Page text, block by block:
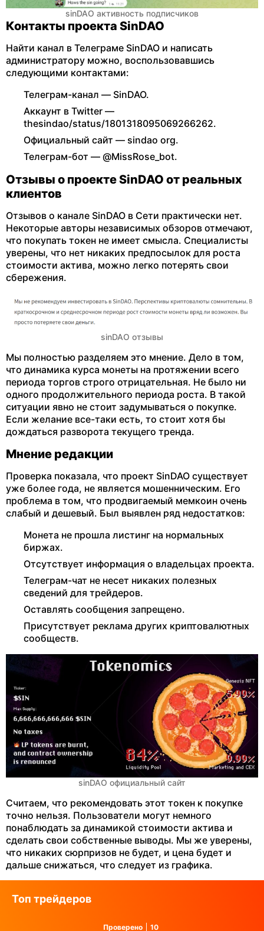
sinDAO активность подписчиков
Контакты проекта SinDAO
Найти канал в Телеграме SinDAO и написать
администратору можно, воспользовавшись
следующими контактами:
Телеграм-канал — SinDAO.
Аккаунт в Twitter —
thesindao/status/1801318095069266262.
Официальный сайт — sindao org.
Телеграм-бот — @MissRose_bot.
Отзывы о проекте SinDAO от реальных
клиентов
Отзывов о канале SinDAO в Сети практически нет.
Некоторые авторы независимых обзоров отмечают,
что покупать токен не имеет смысла. Специалисты
уверены, что нет никаких предпосылок для роста
стоимости актива, можно легко потерять свои
сбережения.
sinDAO отзывы
Мы полностью разделяем это мнение. Дело в том,
что динамика курса монеты на протяжении всего
периода торгов строго отрицательная. Не было ни
одного продолжительного периода роста. В такой
ситуации явно не стоит задумываться о покупке.
Если желание все-таки есть, то стоит хотя бы
дождаться разворота текущего тренда.
Мнение редакции
Проверка показала, что проект SinDAO существует
уже более года, не является мошенническим. Его
проблема в том, что продвигаемый мемкоин очень
слабый и дешевый. Был выявлен ряд недостатков:
Монета не прошла листинг на нормальных
биржах.
Отсутствует информация о владельцах проекта.
Телеграм-чат не несет никаких полезных
сведений для трейдеров.
Оставлять сообщения запрещено.
Присутствует реклама других криптовалютных
сообществ.
sinDAO официальный сайт
Считаем, что рекомендовать этот токен к покупке
точно нельзя. Пользователи могут немного
понаблюдать за динамикой стоимости актива и
сделать свои собственные выводы. Мы же уверены,
что никаких сюрпризов не будет, и цена будет и
дальше снижаться, что следует из графика.
Топ трейдеров
Проверено 10